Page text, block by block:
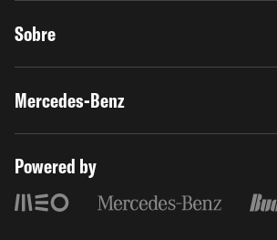
Sobre
Mercedes-Benz
Powered by